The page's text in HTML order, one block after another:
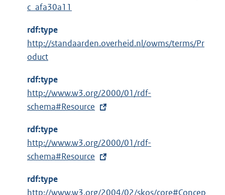
c_afa30a11
rdf:type
http://standaarden.overheid.nl/owms/terms/Pr
oduct
rdf:type
E
x
e
r
n
l
http://www.w3.org/2000/01/rdf-
schema#Resource
rdf:type
E
x
e
http://www.w3.org/2000/01/rdf-
schema#Resource
rdf:type
E
http://www.w3.org/2004/02/skos/core#Concep